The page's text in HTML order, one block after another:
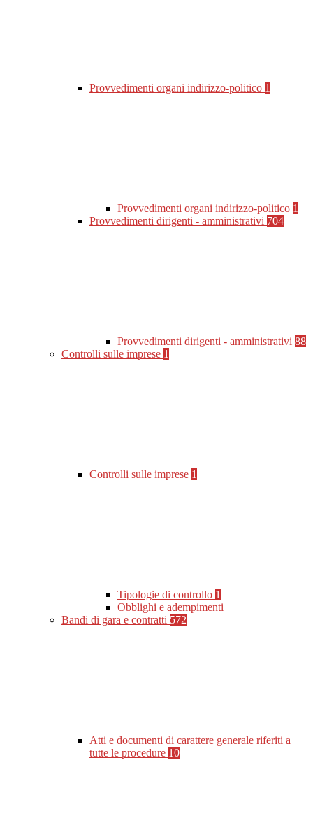
Provvedimenti organi indirizzo-politico 1
Provvedimenti organi indirizzo-politico 1
Provvedimenti dirigenti - amministrativi 704
Provvedimenti dirigenti - amministrativi 88
Controlli sulle imprese 1
Controlli sulle imprese 1
Tipologie di controllo 1
Obblighi e adempimenti
Bandi di gara e contratti 572
Atti e documenti di carattere generale riferiti a
tutte le procedure 10